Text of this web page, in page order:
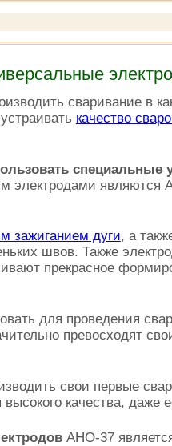
сваривание в
качество
специальные
являются
зажиганием дуги, а
швов. Также
прекрасное
для проведения
превосходят
свои первые
качества, даже
АНО-37 является